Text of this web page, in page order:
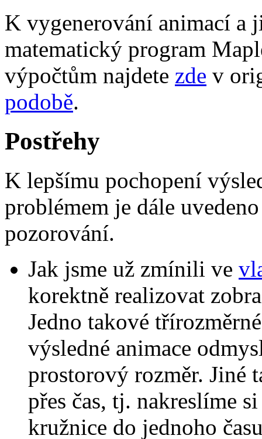
K vygenerování animací a
matematický program
výpočtům najdete zde v
podobě.
Postřehy
K lepšímu pochopení
problémem je dále
pozorování.
Jak jsme už zmínili ve
korektně realizovat
Jedno takové
výsledné animace
prostorový rozměr. Jiné
přes čas, tj. nakreslíme
kružnice do jednoho